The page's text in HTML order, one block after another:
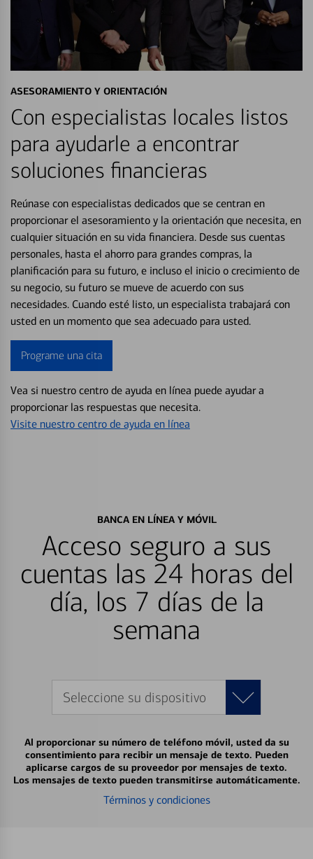
ASESORAMIENTO Y ORIENTACIÓN
Con especialistas locales listos
para ayudarle a encontrar
soluciones financieras
Reúnase con especialistas dedicados que se centran en
proporcionar el asesoramiento y la orientación que necesita, en
cualquier situación en su vida financiera. Desde sus cuentas
personales, hasta el ahorro para grandes compras, la
planificación para su futuro, e incluso el inicio o crecimiento de
su negocio, su futuro se mueve de acuerdo con sus
necesidades. Cuando esté listo, un especialista trabajará con
usted en un momento que sea adecuado para usted.
Programe una cita
Vea si nuestro centro de ayuda en línea puede ayudar a
proporcionar las respuestas que necesita.
Visite nuestro centro de ayuda en línea
BANCA EN LÍNEA Y MÓVIL
Acceso seguro a sus
cuentas las 24 horas del
día, los 7 días de la
semana
Seleccione su dispositivo
Al proporcionar su número de teléfono móvil, usted da su
consentimiento para recibir un mensaje de texto. Pueden
aplicarse cargos de su proveedor por mensajes de texto.
Los mensajes de texto pueden transmitirse automáticamente.
Términos y condiciones